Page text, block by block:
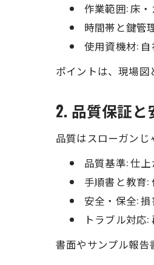
作業範囲: 床
時間帯と鍵管
使用資機材:
ポイントは、現場図
2. 品質保証
品質はスローガンじ
品質基準: 仕
手順書と教育:
安全・保全:
トラブル対応
書面やサンプル報告